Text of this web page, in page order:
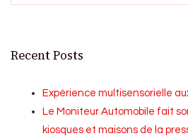
Recent Posts
Expérience multisensorielle
Le Moniteur Automobile fait
kiosques et maisons de la